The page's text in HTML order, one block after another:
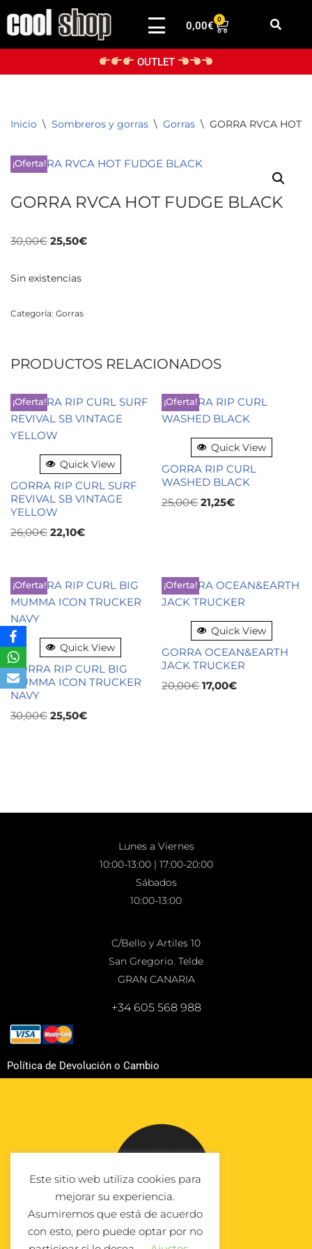
Saltar
0,00€
0
OUTLET
Inicio \ Sombreros y gorras \ Gorras \ GORRA RVCA HOT
¡Oferta!
GORRA RVCA HOT FUDGE BLACK
30,00€ 25,50€
Sin existencias
Categoría: Gorras
PRODUCTOS RELACIONADOS
¡Oferta!
Quick View
GORRA RIP CURL SURF
REVIVAL SB VINTAGE
YELLOW
26,00€ 22,10€
¡Oferta!
Quick View
GORRA RIP CURL
WASHED BLACK
25,00€ 21,25€
¡Oferta!
Quick View
GORRA RIP CURL BIG
MUMMA ICON TRUCKER
NAVY
30,00€ 25,50€
¡Oferta!
Quick View
GORRA OCEAN&EARTH
JACK TRUCKER
20,00€ 17,00€
Lunes a Viernes
10:00-13:00 | 17:00-20:00
Sábados
10:00-13:00
C/Bello y Artiles 10
San Gregorio. Telde
GRAN CANARIA
+34 605 568 988
Política de Devolución o Cambio
Este sitio web utiliza cookies para
mejorar su experiencia.
Asumiremos que está de acuerdo
con esto, pero puede optar por no